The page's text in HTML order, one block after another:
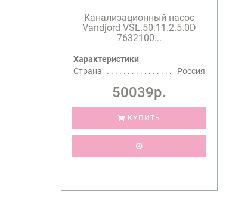
Канализационный насос
Vandjord VSL.50.11.2.5.0D
7632100...
Характеристики
Страна
Россия
50039р.
КУПИТЬ